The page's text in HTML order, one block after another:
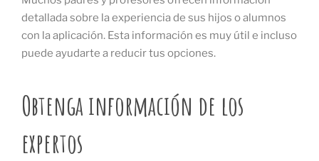
detallada sobre la experiencia de sus hijos o alumnos
con la aplicación. Esta información es muy útil e incluso
puede ayudarte a reducir tus opciones.
Obtenga información de los
expertos